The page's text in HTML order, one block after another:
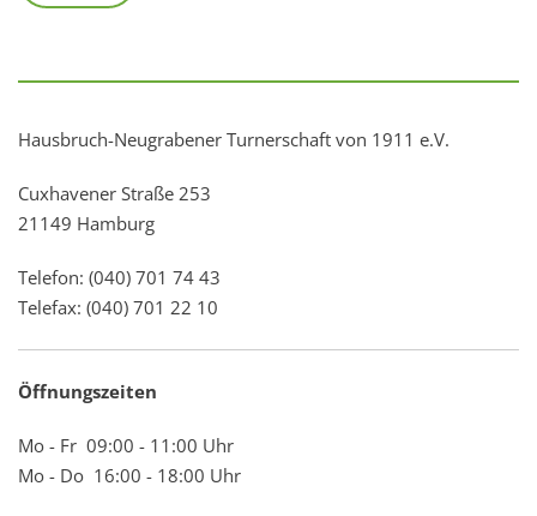
Hausbruch-Neugrabener Turnerschaft von 1911 e.V.
Cuxhavener Straße 253
21149 Hamburg
Telefon: (040) 701 74 43
Telefax: (040) 701 22 10
Öffnungszeiten
Mo - Fr 09:00 - 11:00 Uhr
Mo - Do 16:00 - 18:00 Uhr